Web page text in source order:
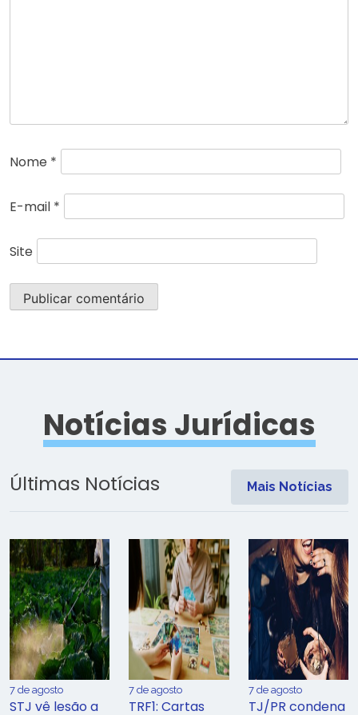
Nome *
E-mail *
Site
Notícias Jurídicas
Últimas Notícias Mais Notícias
7 de agosto
STJ vê lesão a
7 de agosto
TRF1: Cartas
7 de agosto
TJ/PR condena